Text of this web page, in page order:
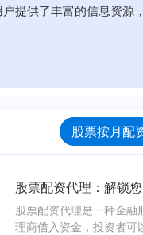
提供了丰富的信息资
股票按月配
股票配资代理：解锁
股票配资代理是一种金
理商借入资金，投资者可